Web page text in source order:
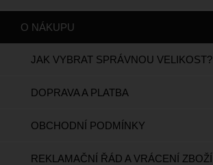
O NÁKUPU
JAK VYBRAT SPRÁVNOU VELIKOST?
DOPRAVA A PLATBA
OBCHODNÍ PODMÍNKY
REKLAMAČNÍ ŘÁD A VRÁCENÍ ZBOŽÍ